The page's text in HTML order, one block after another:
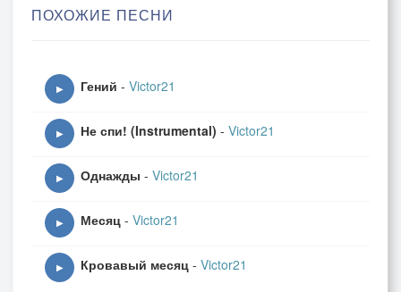
Дыханьем измерив дыханье.
ПОХОЖИЕ ПЕСНИ
▶ Гений - Victor21
▶ Не спи! (Instrumental) - Victor21
▶ Однажды - Victor21
▶ Месяц - Victor21
▶ Кровавый месяц - Victor21